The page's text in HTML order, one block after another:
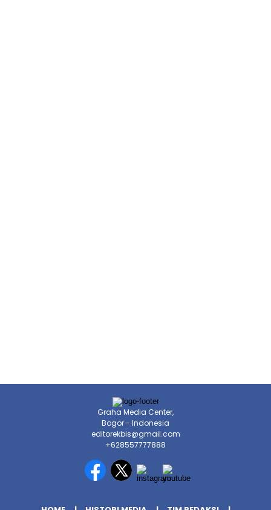
Graha Media Center,
Bogor - Indonesia
editorekbis@gmail.com
+628557777888